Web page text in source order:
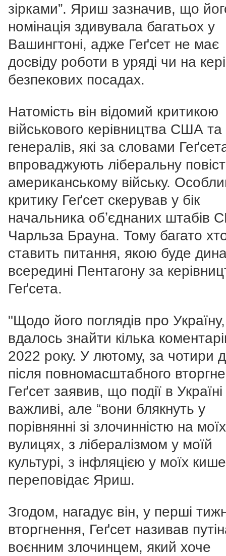
зірками”. Яриш зазначив, що
номінація здивувала багатьох у
Вашингтоні, адже Геґсет не має
досвіду роботи в уряді чи на
безпекових посадах.
Натомість він відомий критикою
військового керівництва США та
генералів, які за словами
впроваджують ліберальну
американському війську.
критику Геґсет скерував у бік
начальника обʼєднаних штабів
Чарльза Брауна. Тому багато
ставить питання, якою буде
всередині Пентагону за
Геґсета.
"Щодо його поглядів про Україну,
вдалось знайти кілька
2022 року. У лютому, за чотири
після повномасштабного
Геґсет заявив, що події в Україні
важливі, але “вони блякнуть у
порівнянні зі злочинністю на моїх
вулицях, з лібералізмом у моїй
культурі, з інфляцією у моїх
переповідає Яриш.
Згодом, нагадує він, у перші
вторгнення, Геґсет називав
воєнним злочинцем, який хоче